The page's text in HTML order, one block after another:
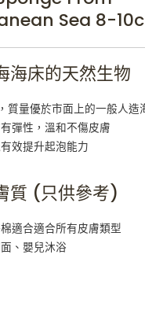
Sea 8-
海床的天然生物
質量優於市面上的一般人造
彈性，溫和不傷皮膚
效提升起泡能力
質 (只供參考)
適合適合所有皮膚類型
、嬰兒沐浴